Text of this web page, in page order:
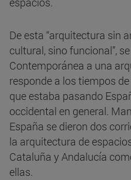
De esta “arquitectura sin
cultural, sino funcional”,
Contemporánea a una
responde a los tiempos
que estaba pasando
occidental en general.
España se dieron dos
la arquitectura de
Cataluña y Andalucía
ellas.